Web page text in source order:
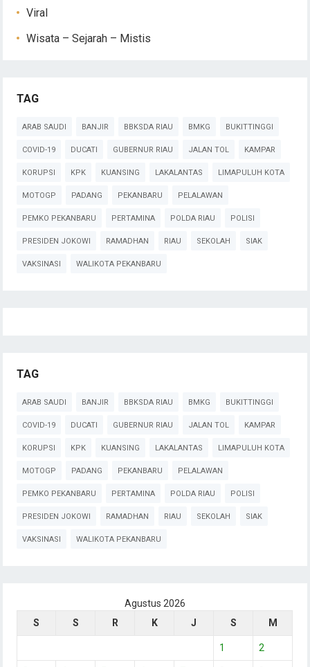
Viral
Wisata – Sejarah – Mistis
TAG
ARAB SAUDI BANJIR BBKSDA RIAU BMKG BUKITTINGGI
COVID-19 DUCATI GUBERNUR RIAU JALAN TOL KAMPAR
KORUPSI KPK KUANSING LAKALANTAS LIMAPULUH KOTA
MOTOGP PADANG PEKANBARU PELALAWAN
PEMKO PEKANBARU PERTAMINA POLDA RIAU POLISI
PRESIDEN JOKOWI RAMADHAN RIAU SEKOLAH SIAK
VAKSINASI WALIKOTA PEKANBARU
TAG
ARAB SAUDI BANJIR BBKSDA RIAU BMKG BUKITTINGGI
COVID-19 DUCATI GUBERNUR RIAU JALAN TOL KAMPAR
KORUPSI KPK KUANSING LAKALANTAS LIMAPULUH KOTA
MOTOGP PADANG PEKANBARU PELALAWAN
PEMKO PEKANBARU PERTAMINA POLDA RIAU POLISI
PRESIDEN JOKOWI RAMADHAN RIAU SEKOLAH SIAK
VAKSINASI WALIKOTA PEKANBARU
Agustus 2026
S
S R K J S M
1 2